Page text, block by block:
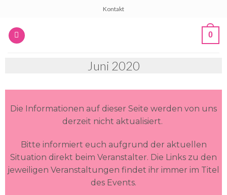
Kontakt
0
Juni 2020
Die Informationen auf dieser Seite werden von uns
derzeit nicht aktualisiert.
Bitte informiert euch aufgrund der aktuellen
Situation direkt beim Veranstalter. Die Links zu den
jeweiligen Veranstaltungen findet ihr immer im Titel
des Events.